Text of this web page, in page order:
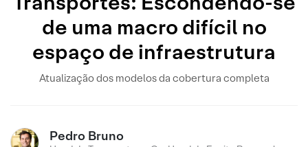
de uma macro difícil no
espaço de infraestrutura
Atualização dos modelos da cobertura completa
Pedro Bruno